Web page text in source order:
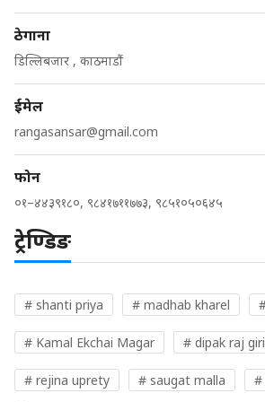
ठेगाना
डिल्लिबजार , काठमाडौं
ईमेल
rangasansar@gmail.com
फोन
०१–४४३९१८०, ९८४१७११७७३, ९८५१०५०६४५
ट्रेण्डिङ
# shanti priya # madhab kharel
# Kamal Ekchai Magar # dipak raj giri
# rejina uprety # saugat malla #